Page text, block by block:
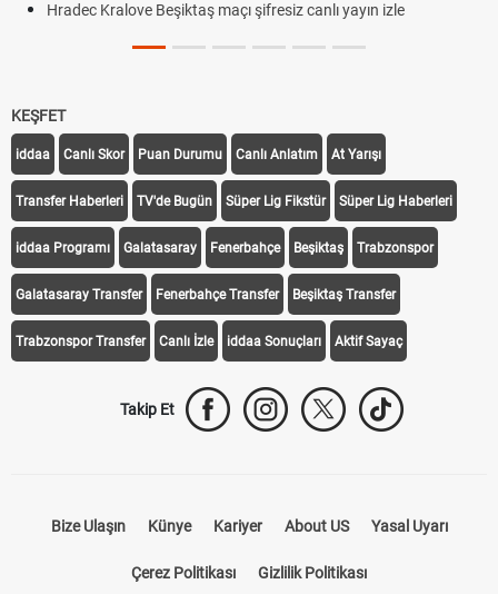
Hradec Kralove Beşiktaş maçı şifresiz canlı yayın izle
KEŞFET
iddaa Canlı Skor Puan Durumu Canlı Anlatım At Yarışı
Transfer Haberleri TV'de Bugün Süper Lig Fikstür Süper Lig Haberleri
iddaa Programı Galatasaray Fenerbahçe Beşiktaş Trabzonspor
Galatasaray Transfer Fenerbahçe Transfer Beşiktaş Transfer
Trabzonspor Transfer Canlı İzle iddaa Sonuçları Aktif Sayaç
Takip Et
Bize Ulaşın Künye Kariyer About US Yasal Uyarı
Çerez Politikası Gizlilik Politikası